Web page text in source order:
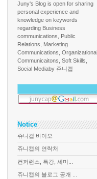
Juny's Blog is open for sharing
personal experience and
knowledge on keywords
regarding Business
communications, Public
Relations, Marketing
Communications, Organizational
Communicaitons, Soft Skills,
Social Mediaby 쥬니캡
Notice
쥬니캡 바이오
쥬니캡의 연락처
컨퍼런스, 특강, 세미...
쥬니캡의 블로그 공개 ...